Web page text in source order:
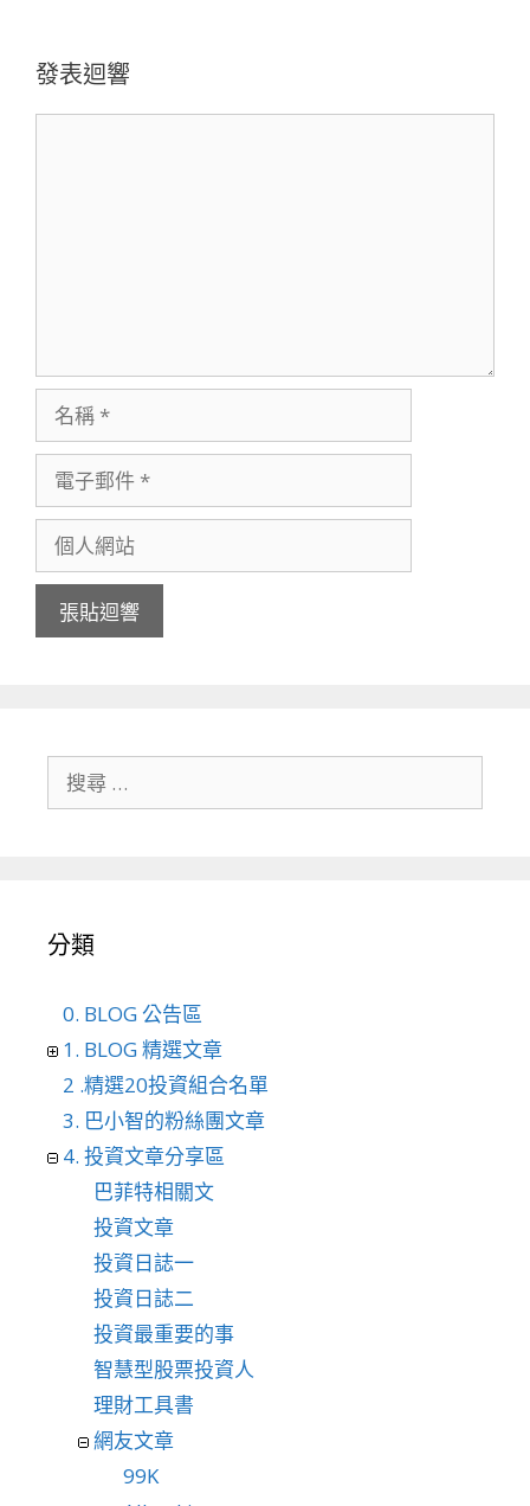
發表迴響
搜尋關於：
分類
0. BLOG 公告區
1. BLOG 精選文章
2 .精選20投資組合名單
3. 巴小智的粉絲團文章
4. 投資文章分享區
巴菲特相關文
投資文章
投資日誌一
投資日誌二
投資最重要的事
智慧型股票投資人
理財工具書
網友文章
99K